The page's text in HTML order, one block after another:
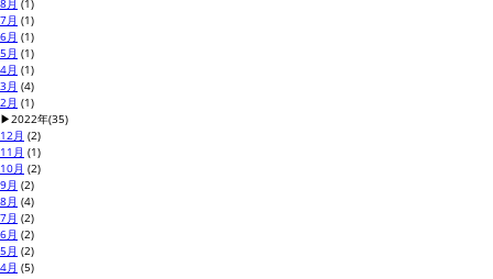
8月 (1)
7月 (1)
6月 (1)
5月 (1)
4月 (1)
3月 (4)
2月 (1)
▶2022年(35)
12月 (2)
11月 (1)
10月 (2)
9月 (2)
8月 (4)
7月 (2)
6月 (2)
5月 (2)
4月 (5)